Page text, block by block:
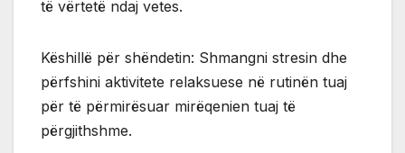
të vërtetë ndaj vetes.
Këshillë për shëndetin: Shmangni stresin dhe
përfshini aktivitete relaksuese në rutinën tuaj
për të përmirësuar mirëqenien tuaj të
përgjithshme.